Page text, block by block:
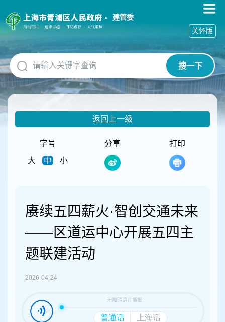
障
碍
作
说
明
跳
到
网
建管委
搜一下
关怀版
返回上一级
字号
大
中 小
分享 打印
赓续五四薪火·智创交通未来
——区道运中心开展五四主
题联建活动
2026-04-24